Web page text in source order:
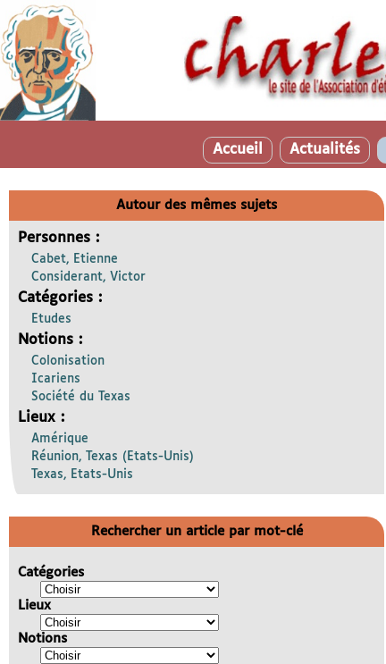
Accueil Actualités
Autour des mêmes sujets
Personnes :
Cabet, Etienne
Considerant, Victor
Catégories :
Etudes
Notions :
Colonisation
Icariens
Société du Texas
Lieux :
Amérique
Réunion, Texas (Etats-Unis)
Texas, Etats-Unis
Rechercher un article par mot-clé
Catégories
Lieux
Notions